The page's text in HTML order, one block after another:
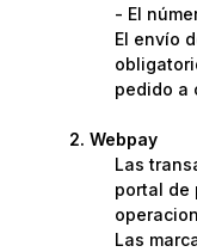
- El
El envío
pedido a
Webpay
Las
portal de
Las